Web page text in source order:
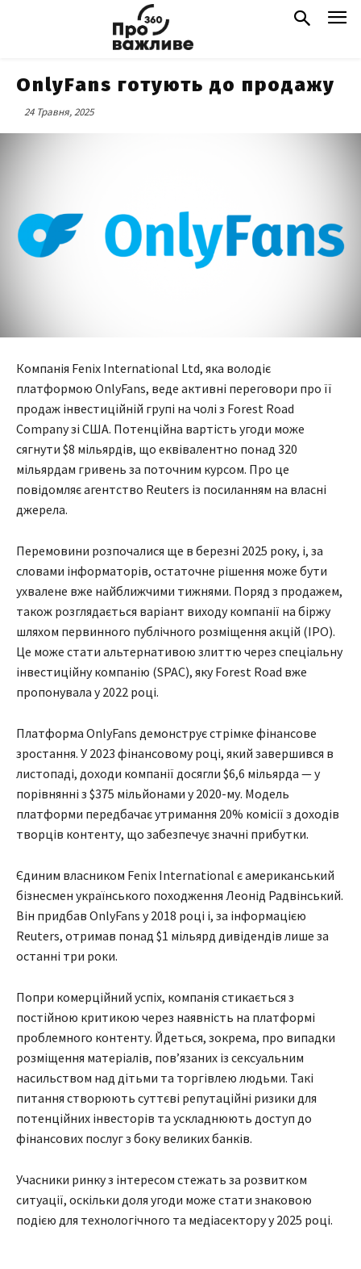
OnlyFans готують до продажу
24 Травня, 2025
Компанія Fenix International Ltd, яка володіє
платформою OnlyFans, веде активні переговори про її
продаж інвестиційній групі на чолі з Forest Road
Company зі США. Потенційна вартість угоди може
сягнути $8 мільярдів, що еквівалентно понад 320
мільярдам гривень за поточним курсом. Про це
повідомляє агентство Reuters із посиланням на власні
джерела.
Перемовини розпочалися ще в березні 2025 року, і, за
словами інформаторів, остаточне рішення може бути
ухвалене вже найближчими тижнями. Поряд з продажем,
також розглядається варіант виходу компанії на біржу
шляхом первинного публічного розміщення акцій (IPO).
Це може стати альтернативою злиттю через спеціальну
інвестиційну компанію (SPAC), яку Forest Road вже
пропонувала у 2022 році.
Платформа OnlyFans демонструє стрімке фінансове
зростання. У 2023 фінансовому році, який завершився в
листопаді, доходи компанії досягли $6,6 мільярда — у
порівнянні з $375 мільйонами у 2020-му. Модель
платформи передбачає утримання 20% комісії з доходів
творців контенту, що забезпечує значні прибутки.
Єдиним власником Fenix International є американський
бізнесмен українського походження Леонід Радвінський.
Він придбав OnlyFans у 2018 році і, за інформацією
Reuters, отримав понад $1 мільярд дивідендів лише за
останні три роки.
Попри комерційний успіх, компанія стикається з
постійною критикою через наявність на платформі
проблемного контенту. Йдеться, зокрема, про випадки
розміщення матеріалів, пов’язаних із сексуальним
насильством над дітьми та торгівлею людьми. Такі
питання створюють суттєві репутаційні ризики для
потенційних інвесторів та ускладнюють доступ до
фінансових послуг з боку великих банків.
Учасники ринку з інтересом стежать за розвитком
ситуації, оскільки доля угоди може стати знаковою
подією для технологічного та медіасектору у 2025 році.